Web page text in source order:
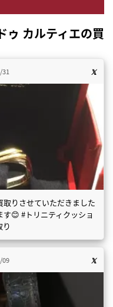
ゥ カルティエの買
りさせていただきました
😊 #トリニティクッショ
09